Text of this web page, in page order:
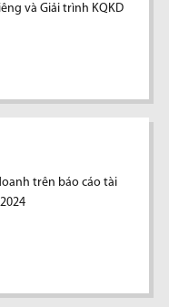
và Giải trình KQKD
trên báo cáo tài